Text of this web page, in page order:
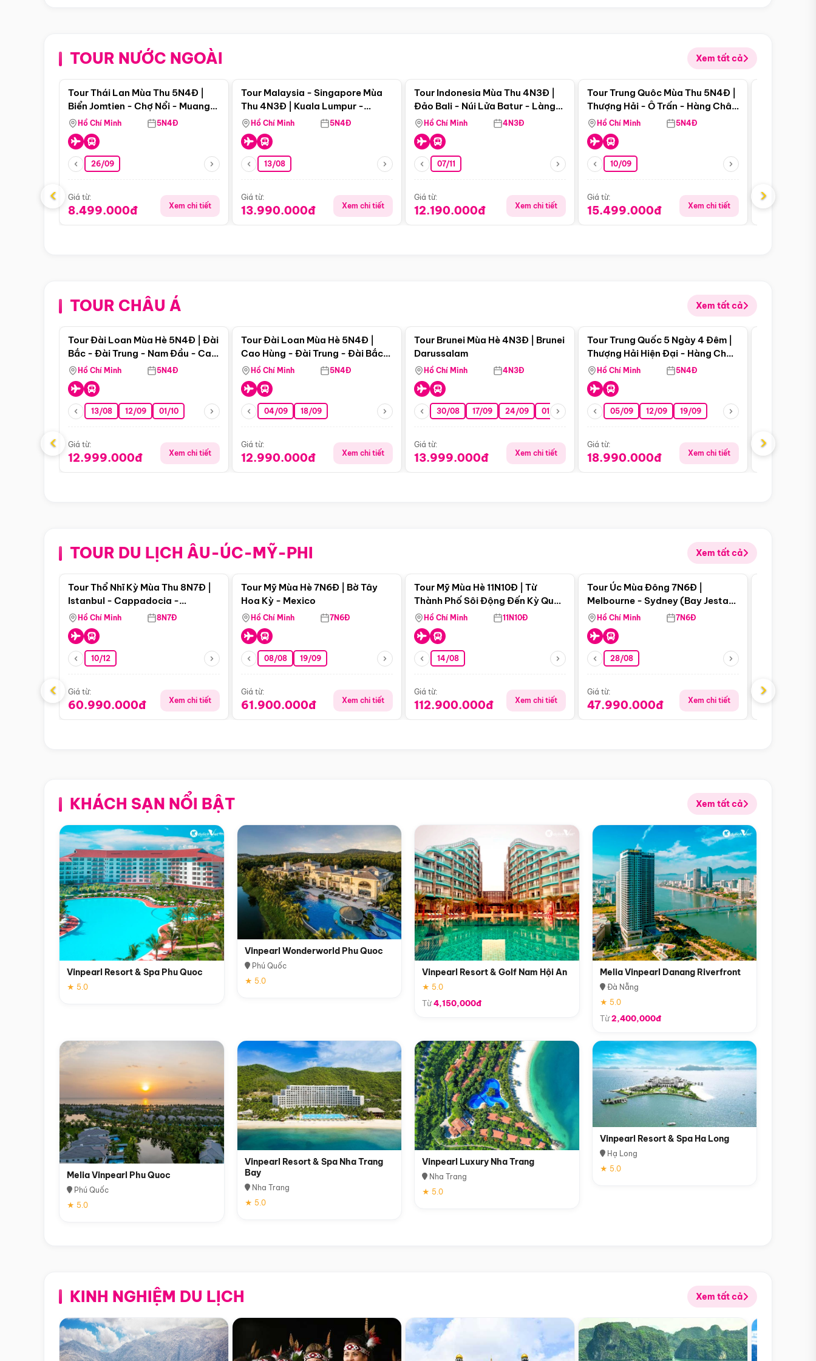
TOUR NƯỚC NGOÀI Xem tất cả
Điểm nổi bật
Tour Thái Lan Mùa Thu 5N4Đ |
Biển Jomtien - Chợ Nổi - Muang
Boran - Suanthai
Hồ Chí Minh 5N4Đ
26/09
Giá từ:
8.499.000đ Xem chi tiết
Tour Malaysia - Singapore Mùa
Thu 4N3Đ | Kuala Lumpur -
Malacca - Johor Baru -
Singapore
Hồ Chí Minh 5N4Đ
13/08
Giá từ:
13.990.000đ Xem chi tiết
Tour Indonesia Mùa Thu 4N3Đ |
Đảo Bali - Núi Lửa Batur - Làng
Penglipuran
Hồ Chí Minh 4N3Đ
07/11
Giá từ:
12.190.000đ Xem chi tiết
Điểm nổi bật
Tour Trung Quôc Mùa Thu 5N4Đ |
Thượng Hải - Ô Trấn - Hàng Châu
(Tour Không Shopping)
Hồ Chí Minh 5N4Đ
10/09
Giá từ:
15.499.000đ Xem chi tiết
Giá từ:
‹ ›
TOUR CHÂU Á Xem tất cả
Điểm nổi bật
Tour Đài Loan Mùa Hè 5N4Đ | Đài
Bắc - Đài Trung - Nam Đầu - Cao
Hùng ( Bay Vn)
Hồ Chí Minh 5N4Đ
13/08 12/09 01/10
Giá từ:
12.999.000đ Xem chi tiết
Tour Đài Loan Mùa Hè 5N4Đ |
Cao Hùng - Đài Trung - Đài Bắc
(Bay Vj)
Hồ Chí Minh 5N4Đ
04/09 18/09
Giá từ:
12.990.000đ Xem chi tiết
Tour Brunei Mùa Hè 4N3Đ | Brunei
Darussalam
Hồ Chí Minh 4N3Đ
30/08 17/09 24/09 01/10 15/10 29/10
Giá từ:
13.999.000đ Xem chi tiết
Điểm nổi bật
Tour Trung Quốc 5 Ngày 4 Đêm |
Thượng Hải Hiện Đại - Hàng Châu
Nên Thơ - Ô Trấn Cổ Kính
Hồ Chí Minh 5N4Đ
05/09 12/09 19/09
Giá từ:
18.990.000đ Xem chi tiết
Giá từ:
‹ ›
TOUR DU LỊCH ÂU-ÚC-MỸ-PHI Xem tất cả
Điểm nổi bật
Tour Thổ Nhĩ Kỳ Mùa Thu 8N7Đ |
Istanbul - Cappadocia -
Pamukkale
Hồ Chí Minh 8N7Đ
10/12
Giá từ:
60.990.000đ Xem chi tiết
Tour Mỹ Mùa Hè 7N6Đ | Bờ Tây
Hoa Kỳ - Mexico
Hồ Chí Minh 7N6Đ
08/08 19/09
Giá từ:
61.900.000đ Xem chi tiết
Tour Mỹ Mùa Hè 11N10Đ | Từ
Thành Phố Sôi Động Đến Kỳ Quan
Thiên Nhiên Mỹ
Hồ Chí Minh 11N10Đ
14/08
Giá từ:
112.900.000đ Xem chi tiết
Điểm nổi bật
Tour Úc Mùa Đông 7N6Đ |
Melbourne - Sydney (Bay Jestar
Airways)
Hồ Chí Minh 7N6Đ
28/08
Giá từ:
47.990.000đ Xem chi tiết
Giá từ:
‹ ›
KHÁCH SẠN NỔI BẬT Xem tất cả
Vinpearl Resort & Spa Phu Quoc
★ 5.0
Vinpearl Wonderworld Phu Quoc
Phú Quốc
★ 5.0
Vinpearl Resort & Golf Nam Hội An
★ 5.0
Từ4,150,000đ
Melia Vinpearl Danang Riverfront
Đà Nẵng
★ 5.0
Từ2,400,000đ
Melia Vinpearl Phu Quoc
Phú Quốc
★ 5.0
Vinpearl Resort & Spa Nha Trang
Bay
Nha Trang
★ 5.0
Vinpearl Luxury Nha Trang
Nha Trang
★ 5.0
Vinpearl Resort & Spa Ha Long
Hạ Long
★ 5.0
KINH NGHIỆM DU LỊCH Xem tất cả